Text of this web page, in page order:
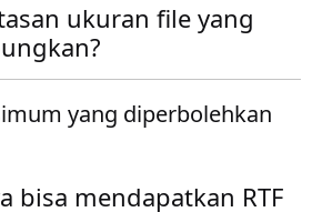
ukuran file yang
yang diperbolehkan
bisa mendapatkan RTF